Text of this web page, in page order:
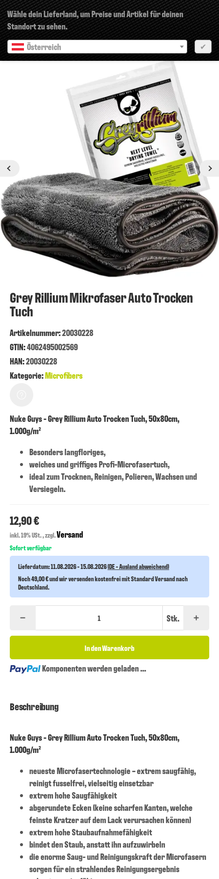
Wähle dein Lieferland, um Preise und Artikel für deinen
Standort zu sehen.
Österreich
✔
Nächste
Grey Rillium Mikrofaser Auto Trocken
Tuch
Artikelnummer:20030228
GTIN:4062495002569
HAN:20030228
Kategorie:Microfibers
Nuke Guys - Grey Rillium Auto Trocken Tuch, 50x80cm,
1.000g/m²
Besonders langfloriges,
weiches und griffiges Profi-Microfasertuch,
ideal zum Trocknen, Reinigen, Polieren, Wachsen und
Versiegeln.
12,90 €
inkl. 19% USt. , zzgl.Versand
Sofort verfügbar
Lieferdatum:11.08.2026 - 15.08.2026(DE - Ausland abweichend)
Noch 49,00 € und wir versenden kostenfrei mit Standard Versand nach
Deutschland.
Stk.
In den Warenkorb
Loading...Komponenten werden geladen ...
Beschreibung
Nuke Guys - Grey Rillium Auto Trocken Tuch, 50x80cm,
1.000g/m²
neueste Microfasertechnologie – extrem saugfähig,
reinigt fusselfrei, vielseitig einsetzbar
extrem hohe Saugfähigkeit
abgerundete Ecken (keine scharfen Kanten, welche
feinste Kratzer auf dem Lack verursachen können)
extrem hohe Staubaufnahmefähigkeit
bindet den Staub, anstatt ihn aufzuwirbeln
die enorme Saug- und Reinigungskraft der Microfasern
sorgen für ein strahlendes Reinigungsergebnis